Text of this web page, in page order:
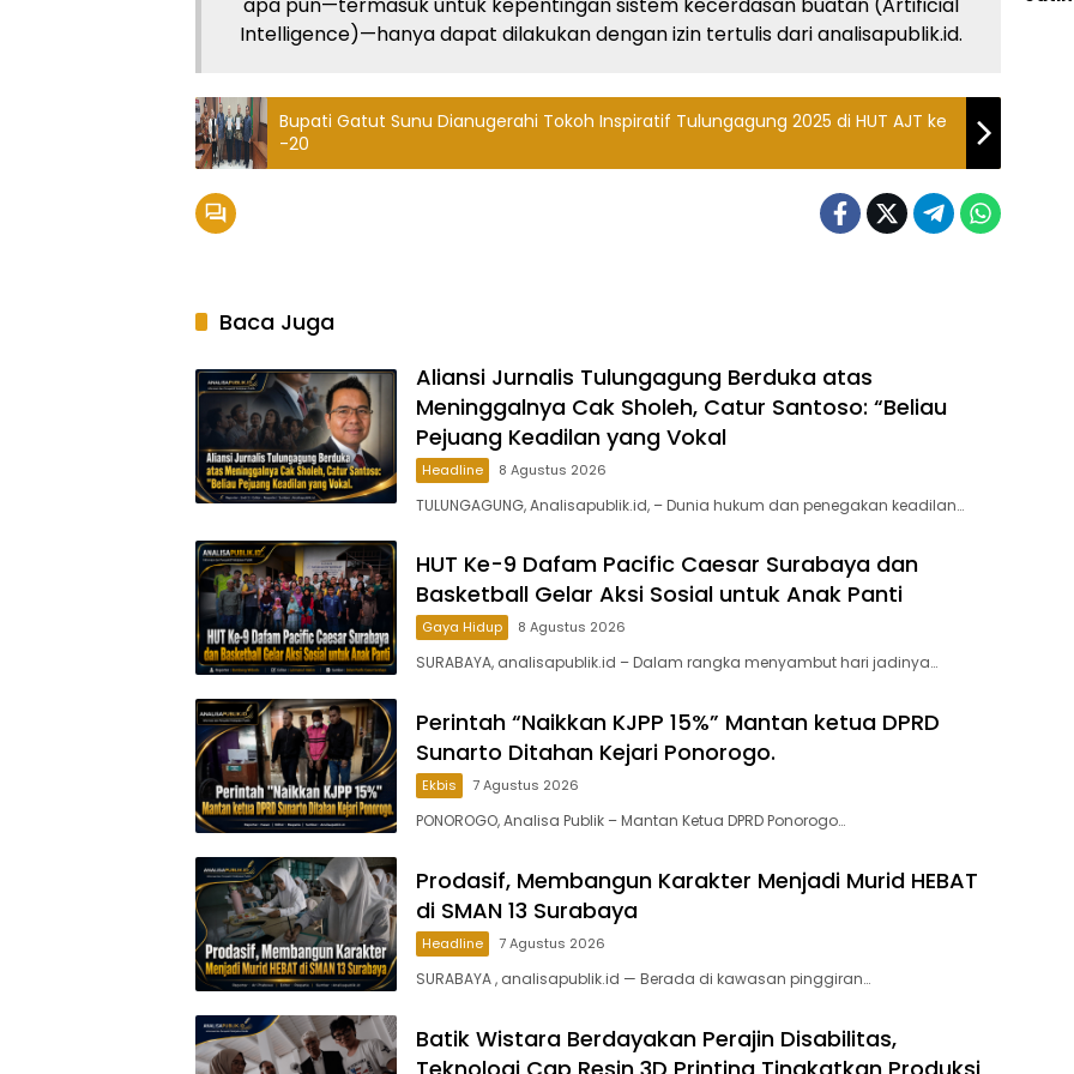
Intelligence)—hanya dapat dilakukan dengan izin tertulis dari analisapublik.id.
Bupati Gatut Sunu Dianugerahi Tokoh Inspiratif Tulungagung 2025 di HUT AJT ke
-20
Baca Juga
Aliansi Jurnalis Tulungagung Berduka atas
Meninggalnya Cak Sholeh, Catur Santoso: “Beliau
Pejuang Keadilan yang Vokal
Headline 8 Agustus 2026
​TULUNGAGUNG, Analisapublik.id, – Dunia hukum dan penegakan keadilan…
HUT Ke-9 Dafam Pacific Caesar Surabaya dan
Basketball Gelar Aksi Sosial untuk Anak Panti
Gaya Hidup 8 Agustus 2026
SURABAYA, analisapublik.id – Dalam rangka menyambut hari jadinya…
Perintah “Naikkan KJPP 15%” Mantan ketua DPRD
Sunarto Ditahan Kejari Ponorogo.
Ekbis 7 Agustus 2026
PONOROGO, Analisa Publik – Mantan Ketua DPRD Ponorogo…
Prodasif, Membangun Karakter Menjadi Murid HEBAT
di SMAN 13 Surabaya
Headline 7 Agustus 2026
SURABAYA , analisapublik.id — Berada di kawasan pinggiran…
Batik Wistara Berdayakan Perajin Disabilitas,